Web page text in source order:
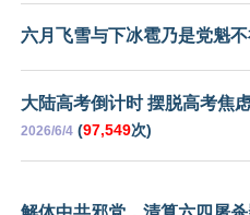
六月飞雪与下冰雹乃是党魁
大陆高考倒计时 摆脱高考焦
2026/6/4 (97,549次)